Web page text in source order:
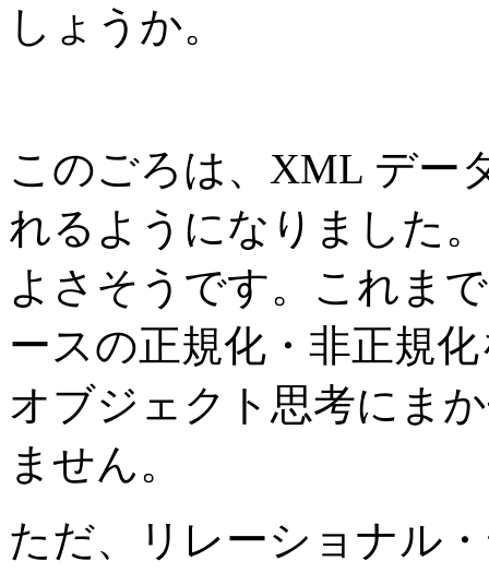
しょうか。
このごろは、XML デー
れるようになりました
よさそうです。これま
ースの正規化・非正規
オブジェクト思考にま
ません。
ただ、リレーショナル